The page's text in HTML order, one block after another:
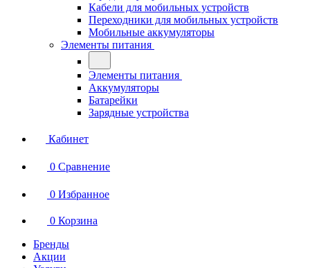
Кабели для мобильных устройств
Переходники для мобильных устройств
Мобильные аккумуляторы
Элементы питания
Элементы питания
Аккумуляторы
Батарейки
Зарядные устройства
Кабинет
0 Сравнение
0 Избранное
0 Корзина
Бренды
Акции